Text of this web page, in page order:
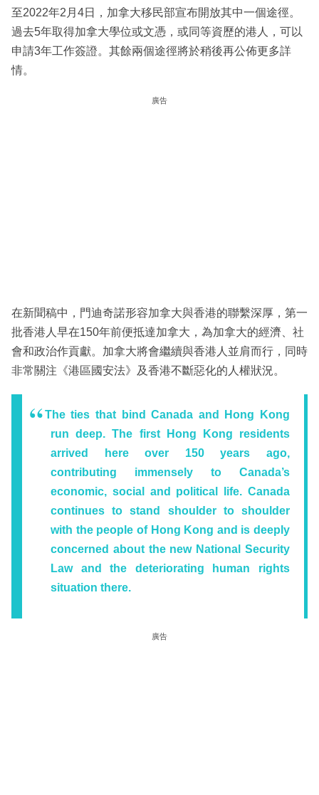
至2022年2月4日，加拿大移民部宣布開放其中一個途徑。
過去5年取得加拿大學位或文憑，或同等資歷的港人，可以
申請3年工作簽證。其餘兩個途徑將於稍後再公佈更多詳
情。
廣告
在新聞稿中，門迪奇諾形容加拿大與香港的聯繫深厚，第一
批香港人早在150年前便抵達加拿大，為加拿大的經濟、社
會和政治作貢獻。加拿大將會繼續與香港人並肩而行，同時
非常關注《港區國安法》及香港不斷惡化的人權狀況。
The ties that bind Canada and Hong Kong
run deep. The first Hong Kong residents
arrived here over 150 years ago,
contributing immensely to Canada’s
economic, social and political life. Canada
continues to stand shoulder to shoulder
with the people of Hong Kong and is deeply
concerned about the new National Security
Law and the deteriorating human rights
situation there.
廣告